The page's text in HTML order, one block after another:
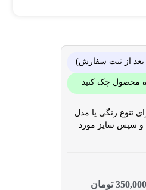
محصول چک کنید
تنوع رنگی یا مدل
و سپس سایز مورد
350,000 تومان